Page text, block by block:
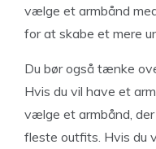
vælge et armbånd
for at skabe et mere
Du bør også tænke
Hvis du vil have et
vælge et armbånd,
fleste outfits. Hvis du